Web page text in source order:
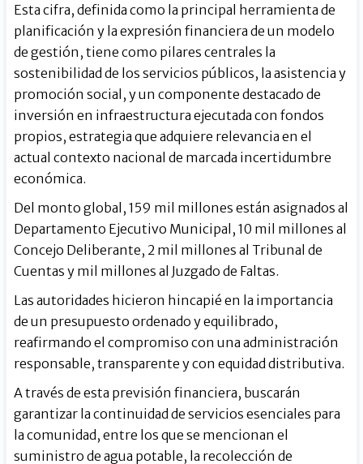
Esta cifra, definida como la principal herramienta de
planificación y la expresión financiera de un modelo
de gestión, tiene como pilares centrales la
sostenibilidad de los servicios públicos, la asistencia y
promoción social, y un componente destacado de
inversión en infraestructura ejecutada con fondos
propios, estrategia que adquiere relevancia en el
actual contexto nacional de marcada incertidumbre
económica.
Del monto global, 159 mil millones están asignados al
Departamento Ejecutivo Municipal, 10 mil millones al
Concejo Deliberante, 2 mil millones al Tribunal de
Cuentas y mil millones al Juzgado de Faltas.
Las autoridades hicieron hincapié en la importancia
de un presupuesto ordenado y equilibrado,
reafirmando el compromiso con una administración
responsable, transparente y con equidad distributiva.
A través de esta previsión financiera, buscarán
garantizar la continuidad de servicios esenciales para
la comunidad, entre los que se mencionan el
suministro de agua potable, la recolección de